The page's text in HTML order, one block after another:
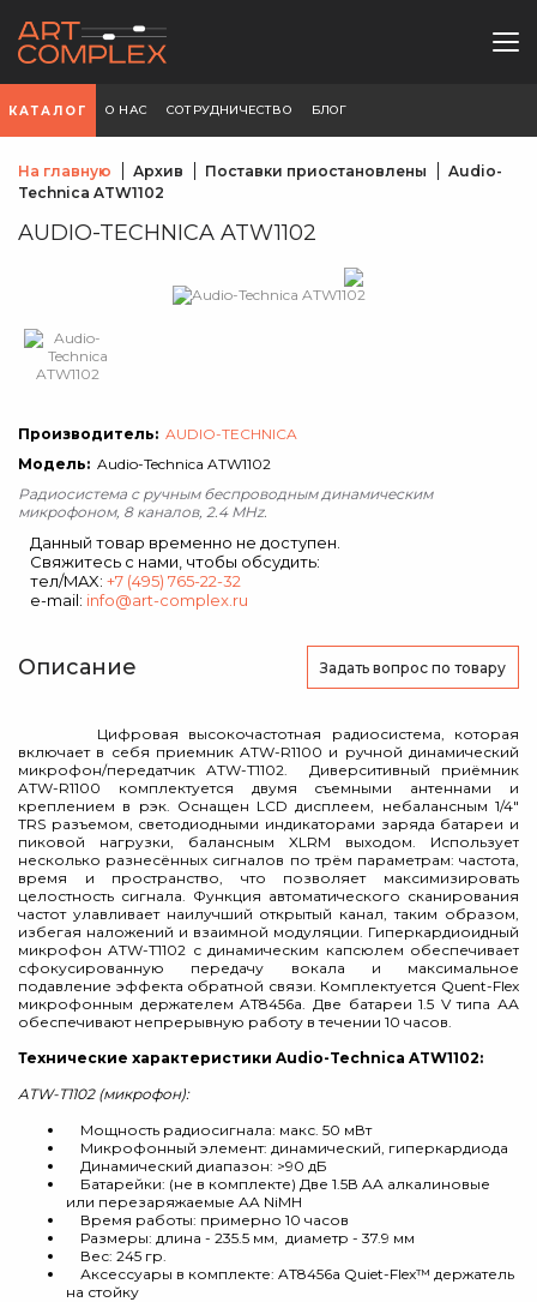
КАТАЛОГ О НАС СОТРУДНИЧЕСТВО БЛОГ
На главную Архив Поставки приостановлены
Audio-
Technica ATW1102
AUDIO-TECHNICA ATW1102
Производитель: AUDIO-TECHNICA
Модель: Audio-Technica ATW1102
Радиосистема с ручным беспроводным динамическим
микрофоном, 8 каналов, 2.4 MHz.
Данный товар временно не доступен.
Свяжитесь с нами, чтобы обсудить:
тел/MAX: +7 (495) 765-22-32
e-mail: info@art-complex.ru
Описание Задать вопрос по товару
Цифровая высокочастотная радиосистема, которая
включает в себя приемник ATW-R1100 и ручной динамический
микрофон/передатчик ATW-T1102. Диверситивный приёмник
ATW-R1100 комплектуется двумя съемными антеннами и
креплением в рэк. Оснащен LCD дисплеем, небалансным 1/4"
TRS разъемом, светодиодными индикаторами заряда батареи и
пиковой нагрузки, балансным XLRM выходом. Использует
несколько разнесённых сигналов по трём параметрам: частота,
время и пространство, что позволяет максимизировать
целостность сигнала. Функция автоматического сканирования
частот улавливает наилучший открытый канал, таким образом,
избегая наложений и взаимной модуляции. Гиперкардиоидный
микрофон ATW-T1102 с динамическим капсюлем обеспечивает
сфокусированную передачу вокала и максимальное
подавление эффекта обратной связи. Комплектуется Quent-Flex
микрофонным держателем AT8456a. Две батареи 1.5 V типа АА
обеспечивают непрерывную работу в течении 10 часов.
Технические характеристики Audio-Technica ATW1102:
ATW-T1102 (микрофон):
Мощность радиосигнала: макс. 50 мВт
Микрофонный элемент: динамический, гиперкардиода
Динамический диапазон: >90 дБ
Батарейки: (не в комплекте) Две 1.5В AA алкалиновые
или перезаряжаемые AA NiMH
Время работы: примерно 10 часов
Размеры: длина - 235.5 мм, диаметр - 37.9 мм
Вес: 245 гр.
Аксессуары в комплекте: AT8456a Quiet-Flex™ держатель
на стойку